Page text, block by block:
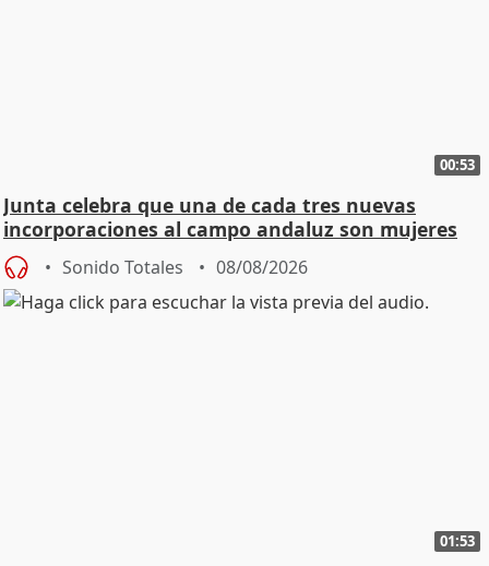
00:53
Junta celebra que una de cada tres nuevas
incorporaciones al campo andaluz son mujeres
jóvenes
Sonido Totales 08/08/2026
01:53